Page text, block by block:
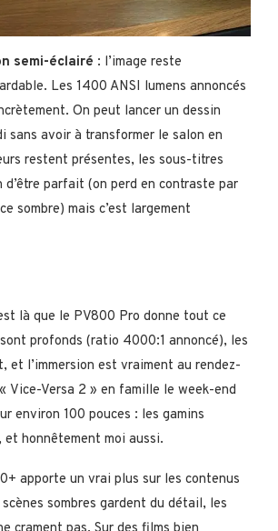
semi-éclairé : l’image reste
Les 1400 ANSI lumens annoncés
On peut lancer un dessin
sans avoir à transformer le salon en
restent présentes, les sous-titres
d’être parfait (on perd en contraste par
sombre) mais c’est largement
là que le PV800 Pro donne tout ce
profonds (ratio 4000:1 annoncé), les
et l’immersion est vraiment au rendez-
Vice-Versa 2 » en famille le week-end
environ 100 pouces : les gamins
honnêtement moi aussi.
apporte un vrai plus sur les contenus
sombres gardent du détail, les